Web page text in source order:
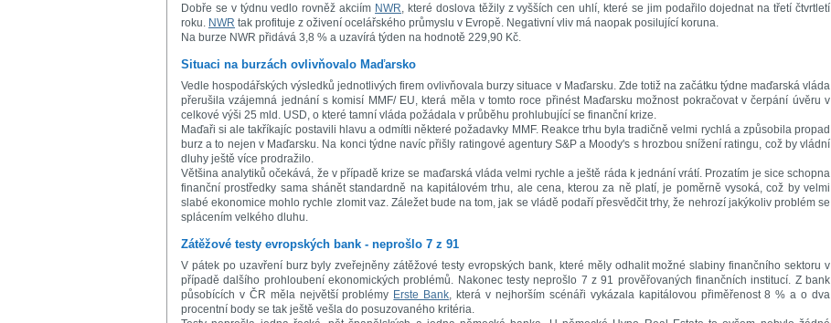
Dobře se v týdnu vedlo rovněž akciím NWR , které doslova těžily z vyšších cen uhlí, které se jim podařilo dojednat na třetí čtvrtletí
roku. NWR tak profituje z oživení ocelářského průmyslu v Evropě. Negativní vliv má naopak posilující koruna.
Na burze NWR přidává 3,8 % a uzavírá týden na hodnotě 229,90 Kč.
Situaci na burzách ovlivňovalo Maďarsko
Vedle hospodářských výsledků jednotlivých firem ovlivňovala burzy situace v Maďarsku. Zde totiž na začátku týdne maďarská vláda
přerušila vzájemná jednání s komisí MMF/ EU, která měla v tomto roce přinést Maďarsku možnost pokračovat v čerpání úvěru v
celkové výši 25 mld. USD, o které tamní vláda požádala v průběhu prohlubující se finanční krize.
Maďaři si ale takříkajíc postavili hlavu a odmítli některé požadavky MMF. Reakce trhu byla tradičně velmi rychlá a způsobila propad
burz a to nejen v Maďarsku. Na konci týdne navíc přišly ratingové agentury S&P a Moody's s hrozbou snížení ratingu, což by vládní
dluhy ještě více prodražilo.
Většina analytiků očekává, že v případě krize se maďarská vláda velmi rychle a ještě ráda k jednání vrátí. Prozatím je sice schopna
finanční prostředky sama shánět standardně na kapitálovém trhu, ale cena, kterou za ně platí, je poměrně vysoká, což by velmi
slabé ekonomice mohlo rychle zlomit vaz. Záležet bude na tom, jak se vládě podaří přesvědčit trhy, že nehrozí jakýkoliv problém se
splácením velkého dluhu.
Zátěžové testy evropských bank - neprošlo 7 z 91
V pátek po uzavření burz byly zveřejněny zátěžové testy evropských bank, které měly odhalit možné slabiny finančního sektoru v
případě dalšího prohloubení ekonomických problémů. Nakonec testy neprošlo 7 z 91 prověřovaných finančních institucí. Z bank
působících v ČR měla největší problémy Erste Bank, která v nejhorším scénáři vykázala kapitálovou přiměřenost 8 % a o dva
procentní body se tak ještě vešla do posuzovaného kritéria.